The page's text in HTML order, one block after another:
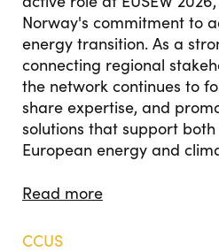
Norway's commitment to
energy transition. As a
connecting regional
the network continues to
share expertise, and
solutions that support
European energy and
Read more
CCUS